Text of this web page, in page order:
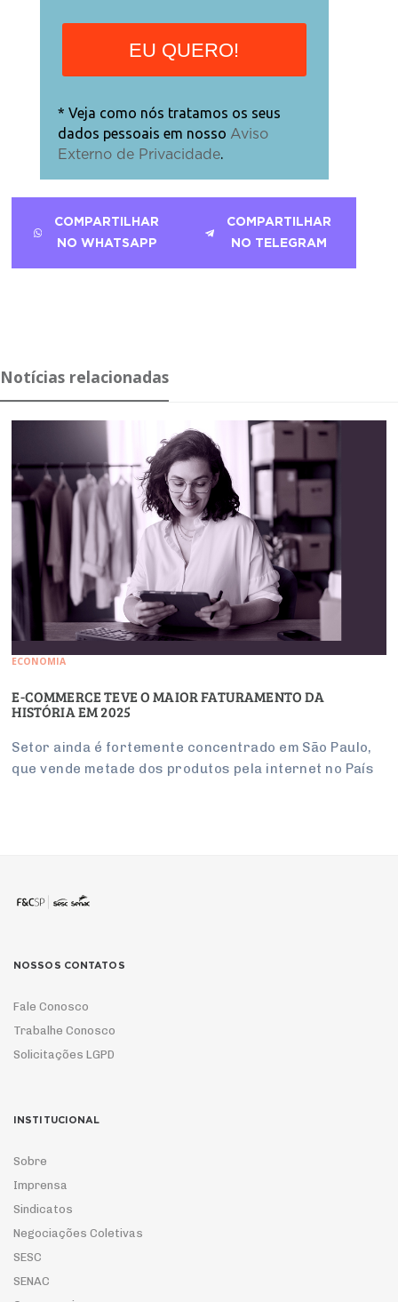
EU QUERO!
* Veja como nós tratamos os seus
dados pessoais em nosso Aviso
Externo de Privacidade.
COMPARTILHAR
NO WHATSAPP
COMPARTILHAR
NO TELEGRAM
Notícias relacionadas
ECONOMIA
E-COMMERCE TEVE O MAIOR FATURAMENTO DA
HISTÓRIA EM 2025
Setor ainda é fortemente concentrado em São Paulo,
que vende metade dos produtos pela internet no País
NOSSOS CONTATOS
Fale Conosco
Trabalhe Conosco
Solicitações LGPD
INSTITUCIONAL
Sobre
Imprensa
Sindicatos
Negociações Coletivas
SESC
SENAC